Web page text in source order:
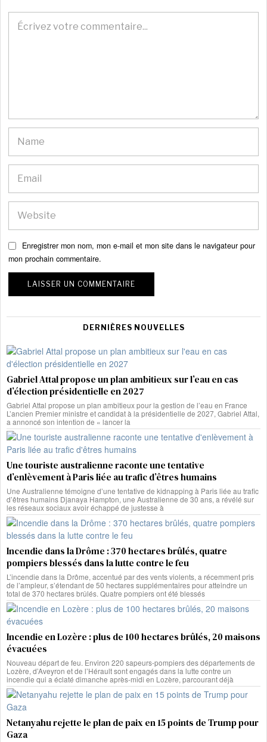
Enregistrer mon nom, mon e-mail et mon site dans le navigateur pour
mon prochain commentaire.
DERNIÈRES NOUVELLES
Gabriel Attal propose un plan ambitieux sur l’eau en cas
d’élection présidentielle en 2027
Gabriel Attal propose un plan ambitieux pour la gestion de l’eau en France
L’ancien Premier ministre et candidat à la présidentielle de 2027, Gabriel Attal,
a annoncé son intention de « lancer la
Une touriste australienne raconte une tentative
d’enlèvement à Paris liée au trafic d’êtres humains
Une Australienne témoigne d’une tentative de kidnapping à Paris liée au trafic
d’êtres humains Djanaya Hampton, une Australienne de 30 ans, a révélé sur
les réseaux sociaux avoir échappé de justesse à
Incendie dans la Drôme : 370 hectares brûlés, quatre
pompiers blessés dans la lutte contre le feu
L’incendie dans la Drôme, accentué par des vents violents, a récemment pris
de l’ampleur, s’étendant de 50 hectares supplémentaires pour atteindre un
total de 370 hectares brûlés. Quatre pompiers ont été blessés
Incendie en Lozère : plus de 100 hectares brûlés, 20 maisons
évacuées
Nouveau départ de feu. Environ 220 sapeurs-pompiers des départements de
Lozère, d’Aveyron et de l’Hérault sont engagés dans la lutte contre un
incendie qui a éclaté dimanche après-midi en Lozère, parcourant déjà
Netanyahu rejette le plan de paix en 15 points de Trump pour
Gaza